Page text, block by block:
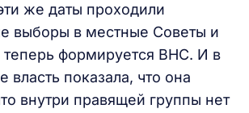
же даты проходили
выборы в местные Советы и
теперь формируется ВНС. И в
власть показала, что она
внутри правящей группы нет